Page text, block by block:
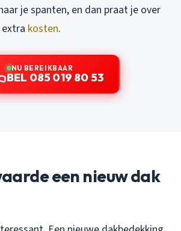
je spanten, en dan praat je over
extra kosten.
NU BEREIKBAAR
BEL 085 019 80 53
een nieuw dak